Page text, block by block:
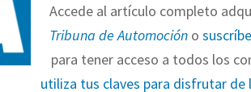
Accede al artículo completo
Tribuna de Automocióno
para tener acceso a todos los
utiliza tus claves para disfrutar